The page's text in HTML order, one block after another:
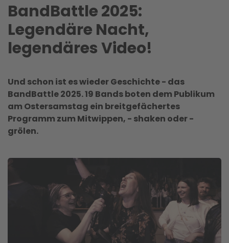
BandBattle 2025:
Legendäre Nacht,
legendäres Video!
Und schon ist es wieder Geschichte - das
BandBattle 2025. 19 Bands boten dem Publikum
am Ostersamstag ein breitgefächertes
Programm zum Mitwippen, - shaken oder -
grölen.